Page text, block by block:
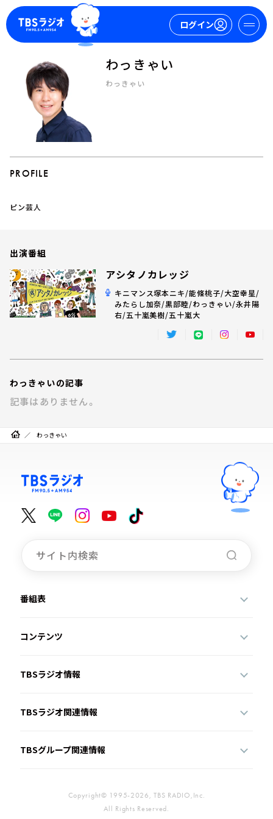
ログイン
マイページ
トピックス
お知らせ
イベント・グッズ
YouTube
わっきゃい
わっきゃい
PROFILE
ピン芸人
出演番組
アシタノカレッジ
キニマンス塚本ニキ/能條桃子/大空幸星/
みたらし加奈/黒部睦/わっきゃい/永井陽
右/五十嵐美樹/五十嵐大
わっきゃいの記事
記事はありません。
わっきゃい
番組表
コンテンツ
TBSラジオ情報
TBSラジオ関連情報
TBSグループ関連情報
Copyright© 1995-2026, TBS RADIO,Inc.
All Rights Reserved.